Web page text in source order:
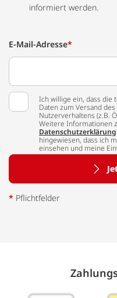
informiert werden.
E-Mail-Adresse*
Ich willige ein, dass die
Daten zum Versand
Nutzerverhaltens (z.B.
Weitere Informationen
Datenschutzerklärung
hingewiesen, dass ich
einsehen und meine
* Pflichtfelder